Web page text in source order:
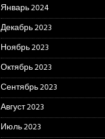
Январь 2024
Декабрь 2023
Ноябрь 2023
Октябрь 2023
Сентябрь 2023
Август 2023
Июль 2023